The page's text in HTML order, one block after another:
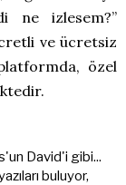
ne izlesem?”
ve ücretsiz
özel
David'i gibi...
buluyor,